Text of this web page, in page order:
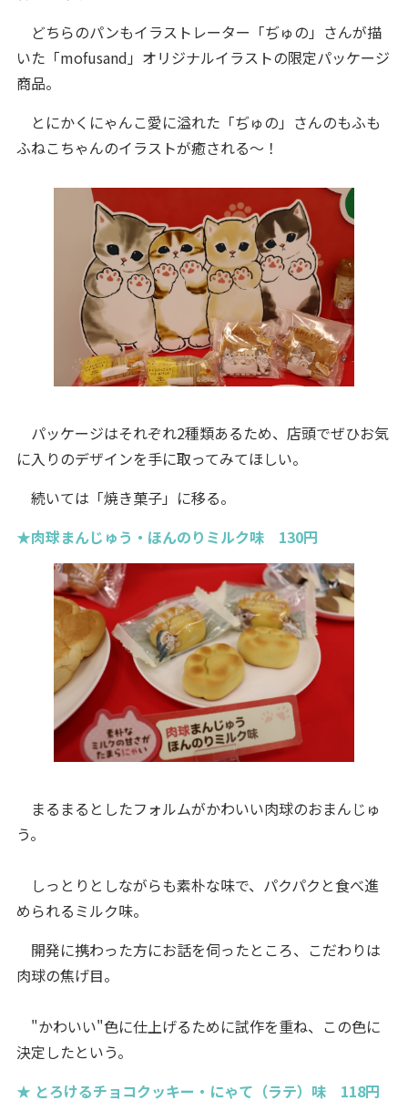
どちらのパンもイラストレーター「ぢゅの」さんが描
いた「mofusand」オリジナルイラストの限定パッケージ
商品。
とにかくにゃんこ愛に溢れた「ぢゅの」さんのもふも
ふねこちゃんのイラストが癒される〜！
パッケージはそれぞれ2種類あるため、店頭でぜひお気
に入りのデザインを手に取ってみてほしい。
続いては「焼き菓子」に移る。
★肉球まんじゅう・ほんのりミルク味 130円
まるまるとしたフォルムがかわいい肉球のおまんじゅ
う。
しっとりとしながらも素朴な味で、パクパクと食べ進
められるミルク味。
開発に携わった方にお話を伺ったところ、こだわりは
肉球の焦げ目。
"かわいい"色に仕上げるために試作を重ね、この色に
決定したという。
★ とろけるチョコクッキー・にゃて（ラテ）味 118円